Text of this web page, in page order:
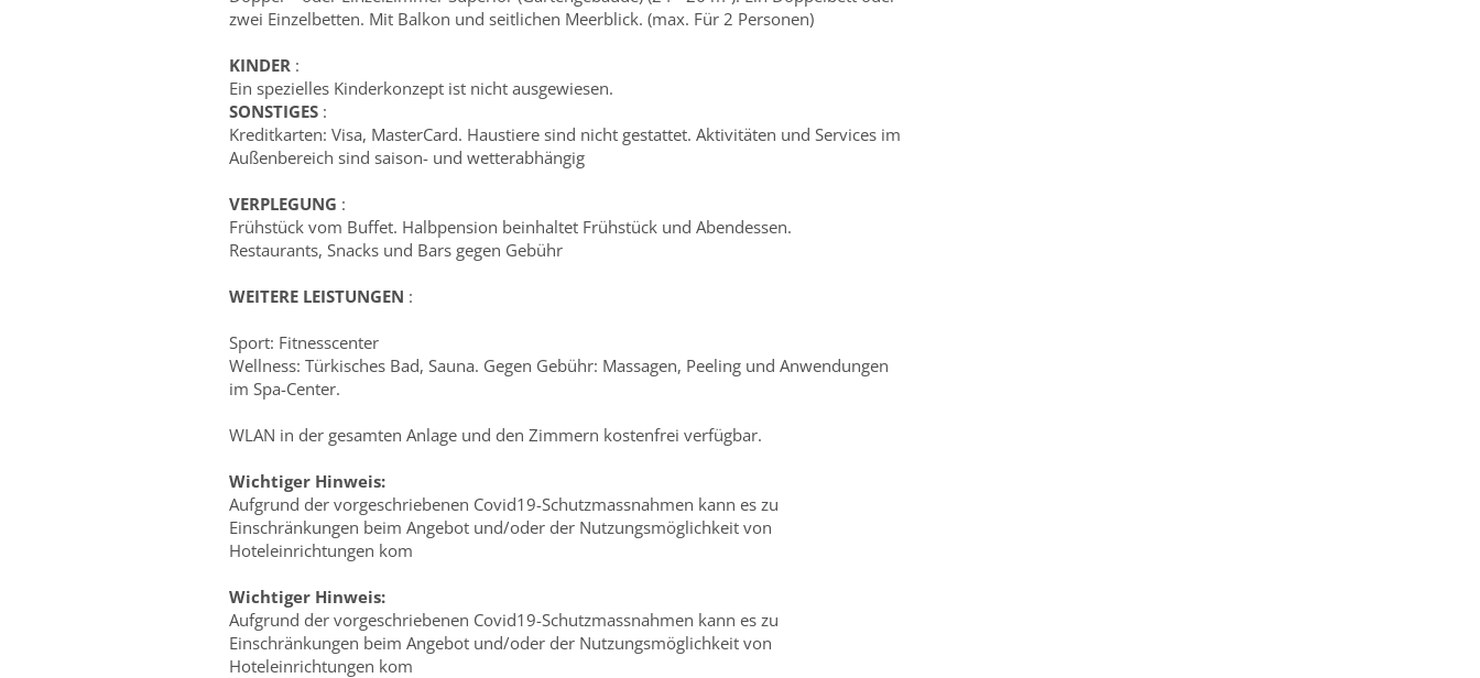
zwei Einzelbetten. Mit Balkon und seitlichen Meerblick. (max. Für 2 Personen)
KINDER :
Ein spezielles Kinderkonzept ist nicht ausgewiesen.
SONSTIGES :
Kreditkarten: Visa, MasterCard. Haustiere sind nicht gestattet. Aktivitäten und Services im
Außenbereich sind saison- und wetterabhängig
VERPLEGUNG :
Frühstück vom Buffet. Halbpension beinhaltet Frühstück und Abendessen.
Restaurants, Snacks und Bars gegen Gebühr
WEITERE LEISTUNGEN :
Sport: Fitnesscenter
Wellness: Türkisches Bad, Sauna. Gegen Gebühr: Massagen, Peeling und Anwendungen
im Spa-Center.
WLAN in der gesamten Anlage und den Zimmern kostenfrei verfügbar.
Wichtiger Hinweis:
Aufgrund der vorgeschriebenen Covid19-Schutzmassnahmen kann es zu
Einschränkungen beim Angebot und/oder der Nutzungsmöglichkeit von
Hoteleinrichtungen kom
Wichtiger Hinweis:
Aufgrund der vorgeschriebenen Covid19-Schutzmassnahmen kann es zu
Einschränkungen beim Angebot und/oder der Nutzungsmöglichkeit von
Hoteleinrichtungen kom